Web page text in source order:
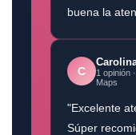
buena la
C
1 opinión
Maps
"Excelente
Súper